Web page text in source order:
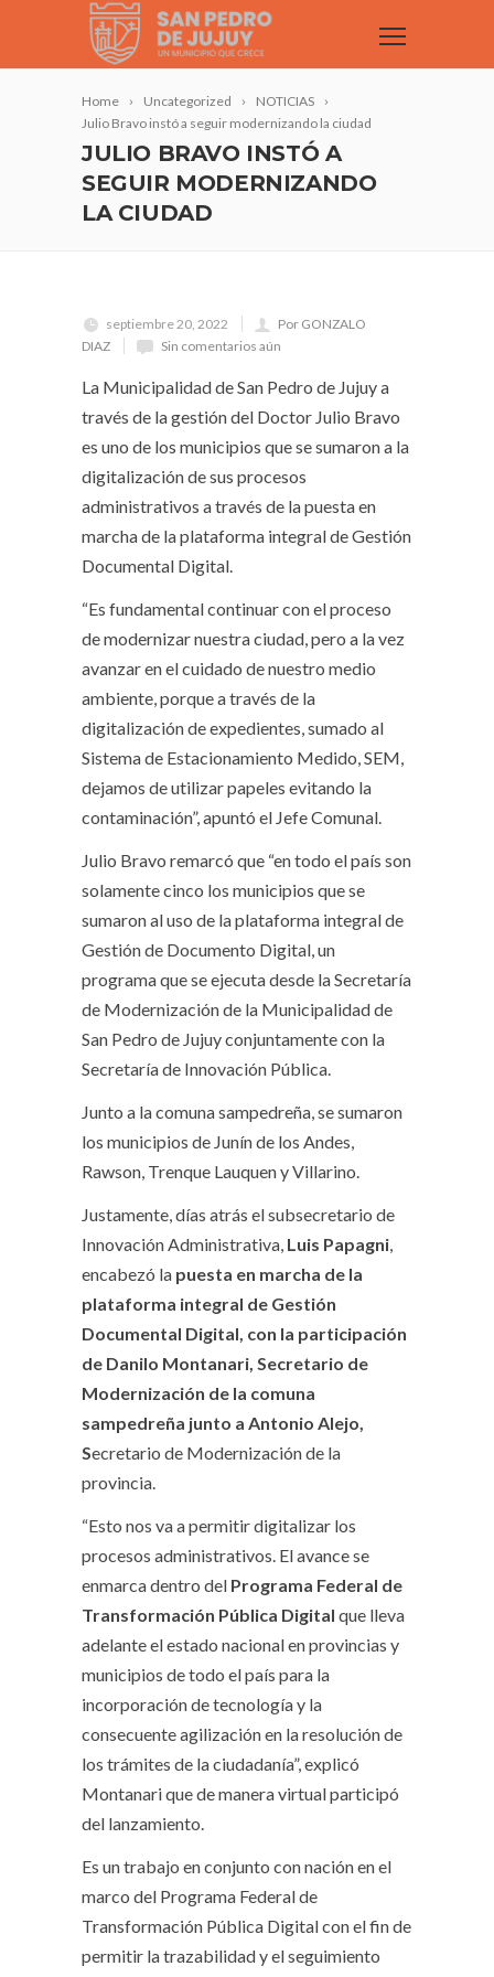
Home Uncategorized
NOTICIAS
Julio Bravo instó a seguir modernizando la ciudad
JULIO BRAVO INSTÓ A
SEGUIR MODERNIZANDO
LA CIUDAD
septiembre 20, 2022
Por GONZALO
DIAZ
Sin comentarios aún
La Municipalidad de San Pedro de Jujuy a
través de la gestión del Doctor Julio Bravo
es uno de los municipios que se sumaron a la
digitalización de sus procesos
administrativos a través de la puesta en
marcha de la plataforma integral de Gestión
Documental Digital.
“Es fundamental continuar con el proceso
de modernizar nuestra ciudad, pero a la vez
avanzar en el cuidado de nuestro medio
ambiente, porque a través de la
digitalización de expedientes, sumado al
Sistema de Estacionamiento Medido, SEM,
dejamos de utilizar papeles evitando la
contaminación”, apuntó el Jefe Comunal.
Julio Bravo remarcó que “en todo el país son
solamente cinco los municipios que se
sumaron al uso de la plataforma integral de
Gestión de Documento Digital, un
programa que se ejecuta desde la Secretaría
de Modernización de la Municipalidad de
San Pedro de Jujuy conjuntamente con la
Secretaría de Innovación Pública.
Junto a la comuna sampedreña, se sumaron
los municipios de Junín de los Andes,
Rawson, Trenque Lauquen y Villarino.
Justamente, días atrás el subsecretario de
Innovación Administrativa, Luis Papagni,
encabezó la puesta en marcha de la
plataforma integral de Gestión
Documental Digital, con la participación
de Danilo Montanari, Secretario de
Modernización de la comuna
sampedreña junto a Antonio Alejo,
Secretario de Modernización de la
provincia.
“Esto nos va a permitir digitalizar los
procesos administrativos. El avance se
enmarca dentro del Programa Federal de
Transformación Pública Digital que lleva
adelante el estado nacional en provincias y
municipios de todo el país para la
incorporación de tecnología y la
consecuente agilización en la resolución de
los trámites de la ciudadanía”, explicó
Montanari que de manera virtual participó
del lanzamiento.
Es un trabajo en conjunto con nación en el
marco del Programa Federal de
Transformación Pública Digital con el fin de
permitir la trazabilidad y el seguimiento